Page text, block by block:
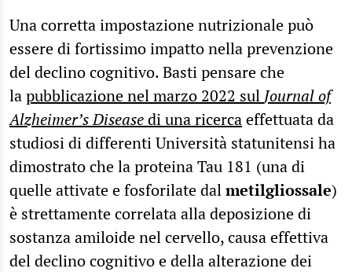
Una corretta impostazione nutrizionale può
essere di fortissimo impatto nella prevenzione
del declino cognitivo. Basti pensare che
lapubblicazione nel marzo 2022 sul Journal of
Alzheimer’s Diseasedi una ricercaeffettuata da
studiosi di differenti Università statunitensi ha
dimostrato che la proteina Tau 181 (una di
quelle attivate e fosforilate dalmetilgliossale)
è strettamente correlata alla deposizione di
sostanza amiloide nel cervello, causa effettiva
del declino cognitivo e della alterazione dei